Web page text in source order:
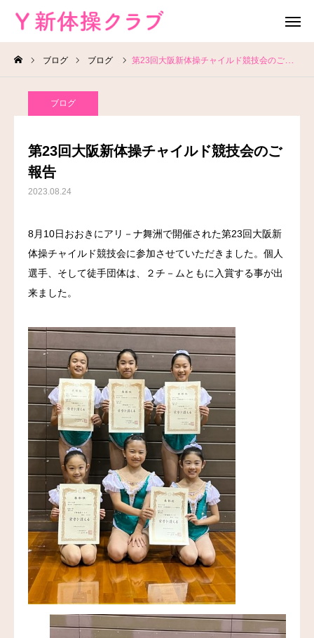
ブログ ブログ 第23回大阪新体操チャイルド競技会のご報告
ブログ
第23回大阪新体操チャイルド競技会のご
報告
2023.08.24
8月10日おおきにアリ－ナ舞洲で開催された第23回大阪新
体操チャイルド競技会に参加させていただきました。個人
選手、そして徒手団体は、２チ－ムともに入賞する事が出
来ました。
無料体験
HOME
教室概要
よくある質問